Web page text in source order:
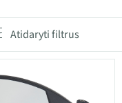
Atidaryti filtrus